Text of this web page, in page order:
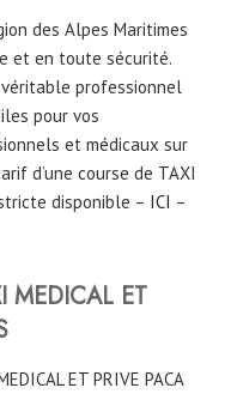
des Alpes Maritimes
et en toute sécurité.
professionnel
pour vos
et médicaux sur
d’une course de TAXI
disponible – ICI –
MEDICAL ET
ET PRIVE PACA